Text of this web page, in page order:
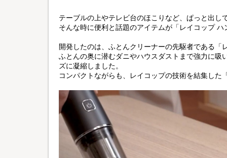
テーブルの上やテレビ台のほこりなど、ぱっと出し
そんな時に便利と話題のアイテムが「レイコップ
開発したのは、ふとんクリーナーの先駆者である「
ふとんの奥に潜むダニやハウスダストまで強力に吸
ズに凝縮しました。
コンパクトながらも、レイコップの技術を結集した